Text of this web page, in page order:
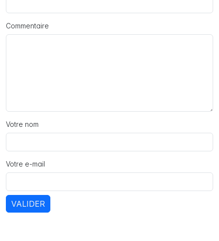
Commentaire
Votre nom
Votre e-mail
VALIDER